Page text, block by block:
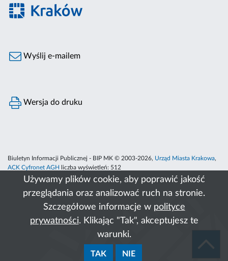
Używamy plików cookie, aby poprawić jakość
przeglądania oraz analizować ruch na stronie.
Szczegółowe informacje w polityce
prywatności. Klikając "Tak", akceptujesz te
warunki.
TAK NIE
Wyślij e-mailem
Wersja do druku
Biuletyn Informacji Publicznej - BIP MK © 2003-2026, Urząd Miasta Krakowa,
ACK Cyfronet AGH
liczba wyświetleń: 512